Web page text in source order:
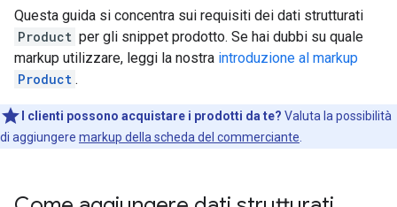
Questa guida si concentra sui requisiti dei dati strutturati
Product per gli snippet prodotto. Se hai dubbi su quale
markup utilizzare, leggi la nostra introduzione al markup
Product .
I clienti possono acquistare i prodotti da te? Valuta la possibilità
di aggiungere markup della scheda del commerciante